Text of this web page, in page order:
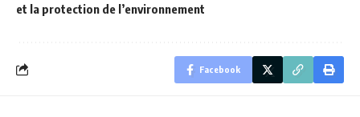
et la protection de l’environnement
Facebook